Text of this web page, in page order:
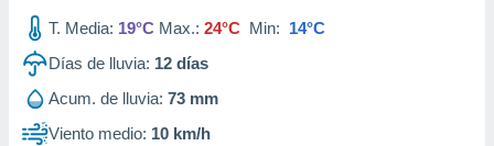
1199T. Media: 19°C Max.: 24°C Min: 14°C
Días de lluvia: 12 días
Acum. de lluvia: 73 mm
Viento medio: 10 km/h